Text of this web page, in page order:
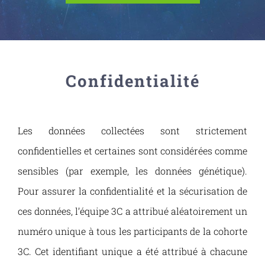
Confidentialité
Les données collectées sont strictement
confidentielles et certaines sont considérées comme
sensibles (par exemple, les données génétique).
Pour assurer la confidentialité et la sécurisation de
ces données, l’équipe 3C a attribué aléatoirement un
numéro unique à tous les participants de la cohorte
3C. Cet identifiant unique a été attribué à chacune